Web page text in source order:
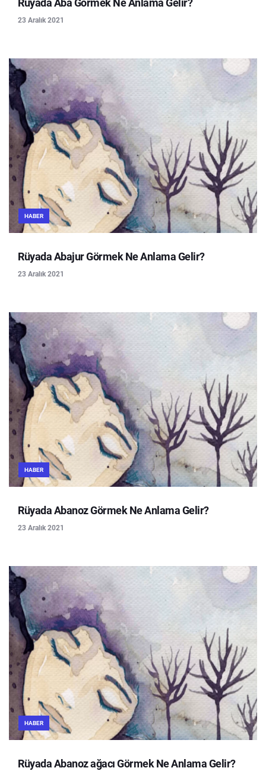
Rüyada Aba Görmek Ne Anlama Gelir?
23 Aralık 2021
HABER
Rüyada Abajur Görmek Ne Anlama Gelir?
23 Aralık 2021
HABER
Rüyada Abanoz Görmek Ne Anlama Gelir?
23 Aralık 2021
HABER
Rüyada Abanoz ağacı Görmek Ne Anlama Gelir?